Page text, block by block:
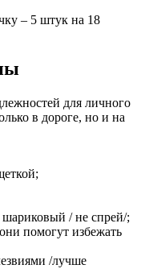
– 5 штук на 18
для личного
в дороге, но и на
шариковый / не спрей/;
помогут избежать
/лучше